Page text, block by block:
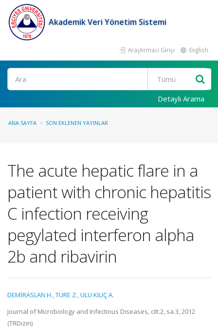
Akademik Veri Yönetim Sistemi
Araştırmacı Girişi English
Ara
Detaylı Arama
ANA SAYFA SON EKLENEN YAYINLAR
The acute hepatic flare in a
patient with chronic hepatitis
C infection receiving
pegylated interferon alpha
2b and ribavirin
DEMİRASLAN H.,TÜRE Z.,ULU KILIÇ A.
Journal of Microbiology and Infectious Diseases, cilt.2, sa.3, 2012
(TRDizin)